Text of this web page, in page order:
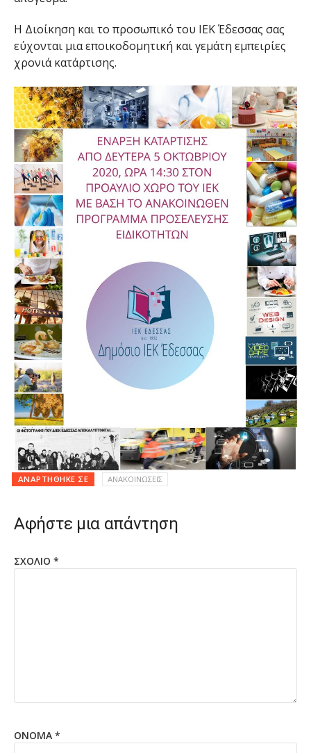
Η Διοίκηση και το προσωπικό του ΙΕΚ Έδεσσας σας
εύχονται μια εποικοδομητική και γεμάτη εμπειρίες
χρονιά κατάρτισης.
ΑΝΑΡΤΉΘΗΚΕ ΣΕ ΑΝΑΚΟΙΝΩΣΕΙΣ
Αφήστε μια απάντηση
ΣΧΌΛΙΟ *
ΌΝΟΜΑ *